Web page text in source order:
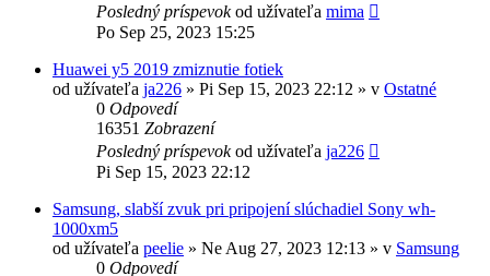
Posledný príspevokod užívateľa mima
Po Sep 25, 2023 15:25
Huawei y5 2019 zmiznutie fotiek
od užívateľa ja226 » Pi Sep 15, 2023 22:12 » v Ostatné
0 Odpovedí
16351 Zobrazení
Posledný príspevokod užívateľa ja226
Pi Sep 15, 2023 22:12
Samsung, slabší zvuk pri pripojení slúchadiel Sony wh-
1000xm5
od užívateľa peelie » Ne Aug 27, 2023 12:13 » v Samsung
0 Odpovedí